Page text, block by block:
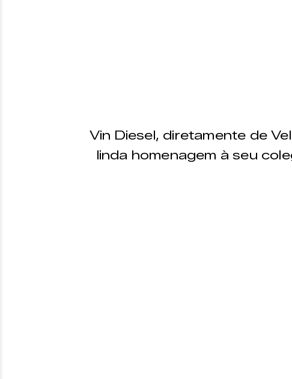
Vin Diesel, diretamente de
linda homenagem à seu